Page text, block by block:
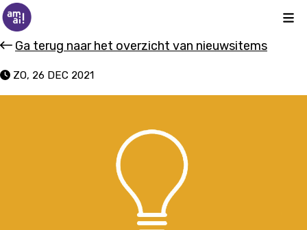
Ga terug naar het overzicht van nieuwsitems
ZO, 26 DEC 2021